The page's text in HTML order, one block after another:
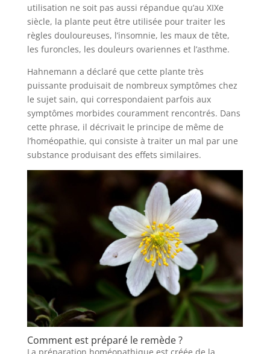
utilisation ne soit pas aussi répandue qu’au XIXe
siècle, la plante peut être utilisée pour traiter les
règles douloureuses, l’insomnie, les maux de tête,
les furoncles, les douleurs ovariennes et l’asthme.
Hahnemann a déclaré que cette plante très
puissante produisait de nombreux symptômes chez
le sujet sain, qui correspondaient parfois aux
symptômes morbides couramment rencontrés. Dans
cette phrase, il décrivait le principe de même de
l’homéopathie, qui consiste à traiter un mal par une
substance produisant des effets similaires.
Comment est préparé le remède ?